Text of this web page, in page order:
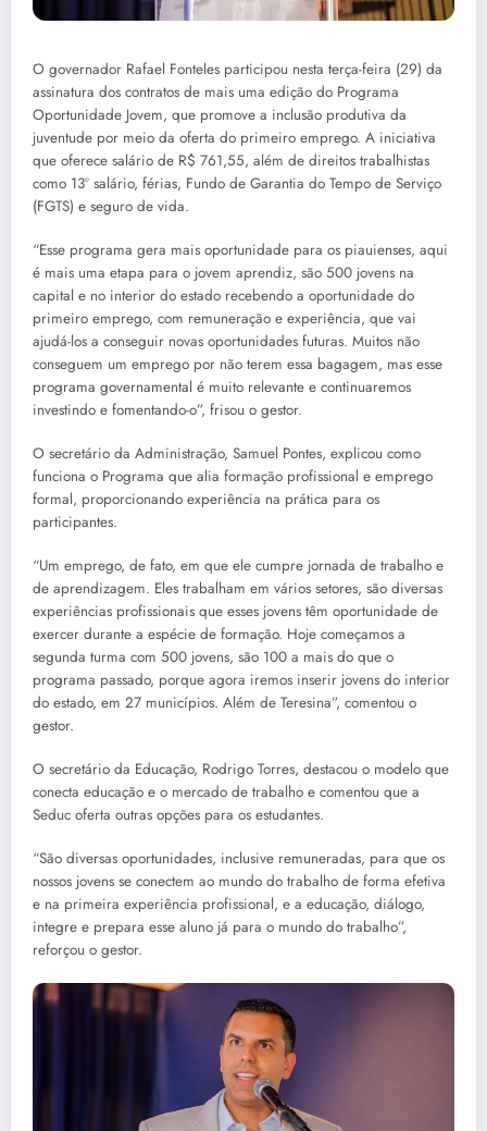
O governador Rafael Fonteles participou nesta terça-feira (29) da
assinatura dos contratos de mais uma edição do Programa
Oportunidade Jovem, que promove a inclusão produtiva da
juventude por meio da oferta do primeiro emprego. A iniciativa
que oferece salário de R$ 761,55, além de direitos trabalhistas
como 13º salário, férias, Fundo de Garantia do Tempo de Serviço
(FGTS) e seguro de vida.
“Esse programa gera mais oportunidade para os piauienses, aqui
é mais uma etapa para o jovem aprendiz, são 500 jovens na
capital e no interior do estado recebendo a oportunidade do
primeiro emprego, com remuneração e experiência, que vai
ajudá-los a conseguir novas oportunidades futuras. Muitos não
conseguem um emprego por não terem essa bagagem, mas esse
programa governamental é muito relevante e continuaremos
investindo e fomentando-o”, frisou o gestor.
O secretário da Administração, Samuel Pontes, explicou como
funciona o Programa que alia formação profissional e emprego
formal, proporcionando experiência na prática para os
participantes.
“Um emprego, de fato, em que ele cumpre jornada de trabalho e
de aprendizagem. Eles trabalham em vários setores, são diversas
experiências profissionais que esses jovens têm oportunidade de
exercer durante a espécie de formação. Hoje começamos a
segunda turma com 500 jovens, são 100 a mais do que o
programa passado, porque agora iremos inserir jovens do interior
do estado, em 27 municípios. Além de Teresina”, comentou o
gestor.
O secretário da Educação, Rodrigo Torres, destacou o modelo que
conecta educação e o mercado de trabalho e comentou que a
Seduc oferta outras opções para os estudantes.
“São diversas oportunidades, inclusive remuneradas, para que os
nossos jovens se conectem ao mundo do trabalho de forma efetiva
e na primeira experiência profissional, e a educação, diálogo,
integre e prepara esse aluno já para o mundo do trabalho”,
reforçou o gestor.